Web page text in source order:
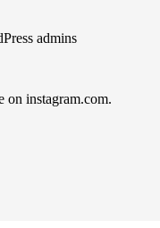
admins
on instagram.com.